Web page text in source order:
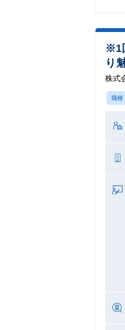
※1
り
株式
職種